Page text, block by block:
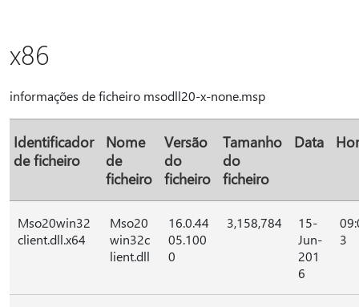
x86
informações de ficheiro msodll20-x-none.msp
Identificador
de ficheiro
Nome
de
ficheiro
Versão
do
ficheiro
Tamanho
do
ficheiro
Data
Mso20win32
client.dll.x64
Mso20
win32c
lient.dll
16.0.44
05.100
0
3,158,784
15-
Jun-
201
6
3